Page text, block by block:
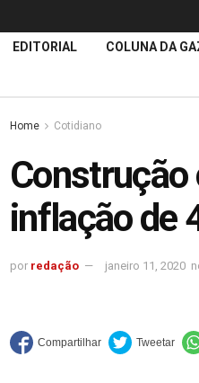
EDITORIAL COLUNA DA
Home Cotidiano
inflação de
por redação janeiro 11, 2020